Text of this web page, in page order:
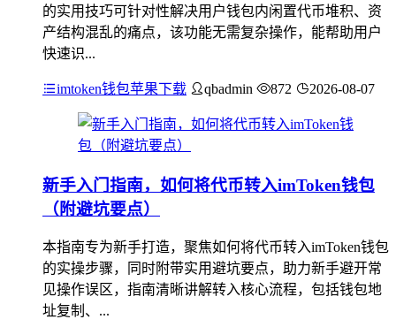
的实用技巧可针对性解决用户钱包内闲置代币堆积、资
产结构混乱的痛点，该功能无需复杂操作，能帮助用户
快速识...
imtoken钱包苹果下载 qbadmin 872 2026-08-07
新手入门指南，如何将代币转入imToken钱包
（附避坑要点）
本指南专为新手打造，聚焦如何将代币转入imToken钱包
的实操步骤，同时附带实用避坑要点，助力新手避开常
见操作误区，指南清晰讲解转入核心流程，包括钱包地
址复制、...